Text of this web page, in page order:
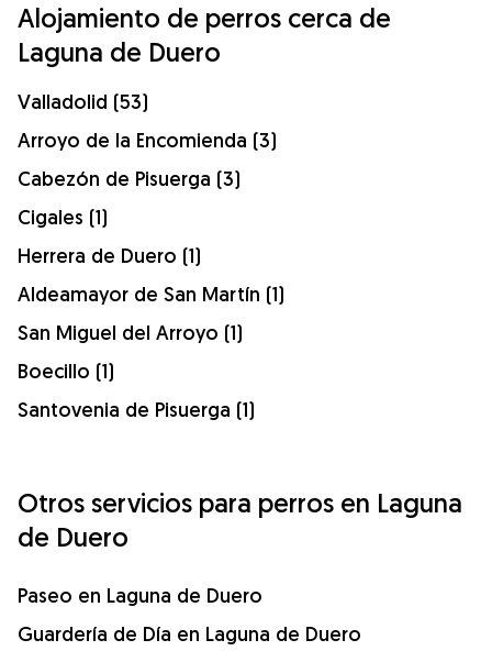
Alojamiento de perros cerca de
Laguna de Duero
Valladolid (53)
Arroyo de la Encomienda (3)
Cabezón de Pisuerga (3)
Cigales (1)
Herrera de Duero (1)
Aldeamayor de San Martín (1)
San Miguel del Arroyo (1)
Boecillo (1)
Santovenia de Pisuerga (1)
Otros servicios para perros en Laguna
de Duero
Paseo en Laguna de Duero
Guardería de Día en Laguna de Duero